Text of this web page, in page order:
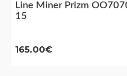
Line Miner Prizm
15
165.00